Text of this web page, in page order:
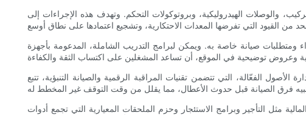
والوصلات الهيدروليكية، وبروتوكولات التحكم. وتهدف هذه الإجراءات إلى
صيانة خاصة به. ويمكن لبرامج التدريب الشاملة، المدعومة بأجهزة
الفعّالة، التي تتضمن تقنيات المراقبة الرقمية والصيانة التنبؤية، تتبع
مثل التأجير وبرامج الاستئجار وحزم الملحقات المعيارية التي تجمع أدوات